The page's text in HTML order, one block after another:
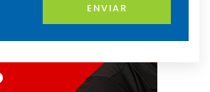
ENVIAR